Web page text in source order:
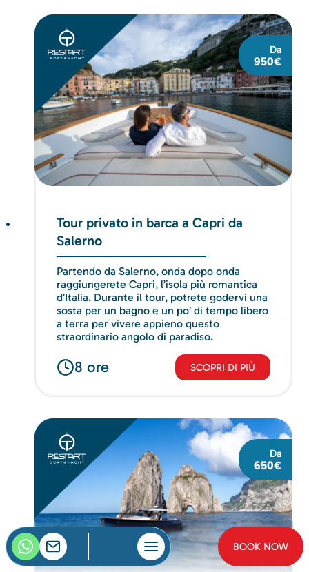
Da
950€
Tour privato in barca a Capri da
Salerno
Partendo da Salerno, onda dopo onda
raggiungerete Capri, l’isola più romantica
d’Italia. Durante il tour, potrete godervi una
sosta per un bagno e un po’ di tempo libero
a terra per vivere appieno questo
straordinario angolo di paradiso.
8 ore SCOPRI DI PIÙ
Da
650€
BOOK NOW